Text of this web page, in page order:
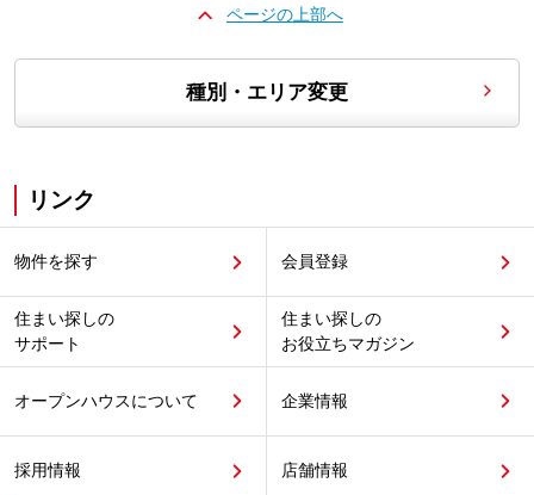
ページの上部へ
種別・エリア変更
リンク
物件を探す 会員登録
住まい探しの
サポート
住まい探しの
お役立ちマガジン
オープンハウスについて 企業情報
採用情報 店舗情報